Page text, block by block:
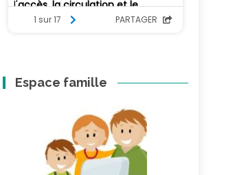
Espace famille